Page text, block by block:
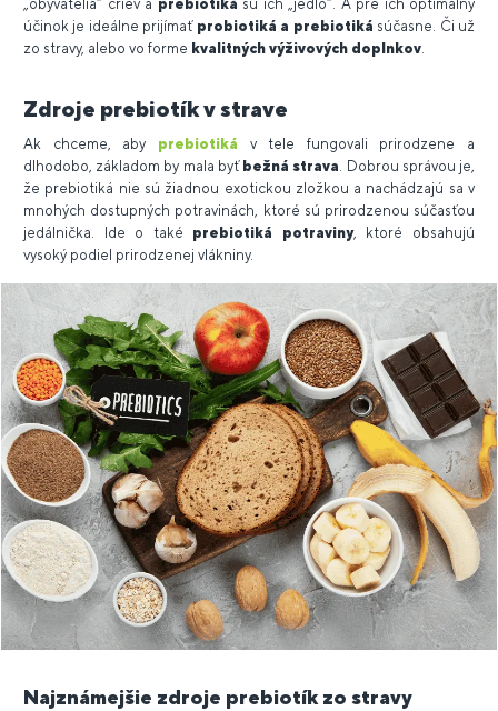
„obyvatelia“ čriev a prebiotiká sú ich „jedlo“. A pre ich optimálny
účinok je ideálne prijímať probiotiká a prebiotiká súčasne. Či už
zo stravy, alebo vo forme kvalitných výživových doplnkov
Zdroje prebiotík v strave
Ak chceme, aby prebiotiká v tele fungovali prirodzene a
dlhodobo, základom by mala byť bežná strava . Dobrou správou je,
že prebiotiká nie sú žiadnou exotickou zložkou a nachádzajú sa v
mnohých dostupných potravinách, ktoré sú prirodzenou súčasťou
jedálnička. Ide o také prebiotiká potraviny, ktoré obsahujú
vysoký podiel prirodzenej vlákniny.
Najznámejšie zdroje prebiotík zo stravy